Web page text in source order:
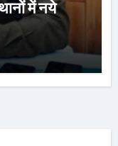
में नये